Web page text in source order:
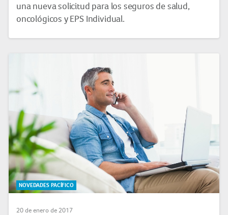
una nueva solicitud para los seguros de salud,
oncológicos y EPS Individual.
NOVEDADES PACÍFICO
20 de enero de 2017